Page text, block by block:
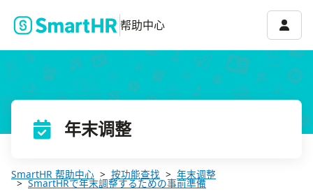
帮助中心 账号
年末调整
SmartHR 帮助中心 按功能查找 年末调整
SmartHRで年末調整するための事前準備